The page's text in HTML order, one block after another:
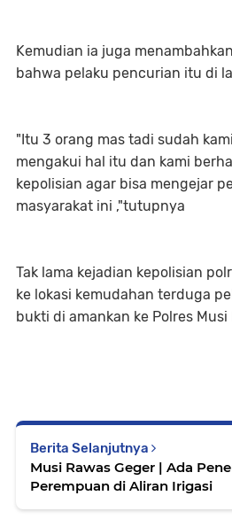
Kemudian ia juga
bahwa pelaku pencurian itu di
"Itu 3 orang mas tadi sudah
mengakui hal itu dan kami
kepolisian agar bisa mengejar
masyarakat ini ,"tutupnya
Tak lama kejadian kepolisian
ke lokasi kemudahan terduga
bukti di amankan ke Polres Musi
Berita Selanjutnya
Musi Rawas Geger | Ada
Perempuan di Aliran Irigasi